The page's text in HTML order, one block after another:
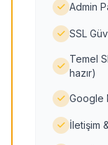
Admin
SSL
Temel
hazır)
Google
İletişim